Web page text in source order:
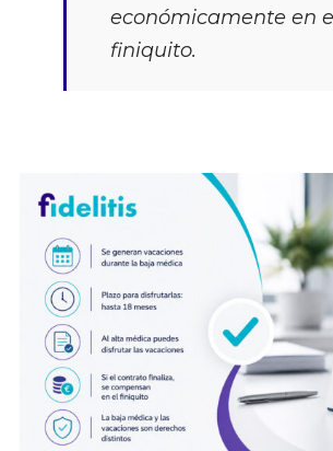
económicamente en
finiquito.